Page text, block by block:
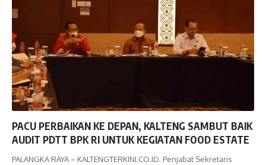
PACU PERBAIKAN KE DEPAN, KALTENG SAMBUT BAIK
AUDIT PDTT BPK RI UNTUK KEGIATAN FOOD ESTATE
PALANGKA RAYA – KALTENGTERKINI.CO.ID. Penjabat Sekretaris